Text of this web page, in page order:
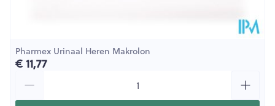
Pharmex Urinaal Heren Makrolon
€ 11,77